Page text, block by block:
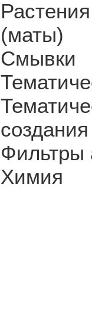
(маты)
Смывки
Фильтры
Химия